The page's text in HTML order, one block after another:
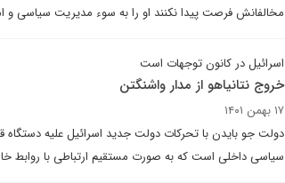
مخالفانش فرصت پیدا نکنند او را به سوء مدیریت سیاسی و
اسرائیل در کانون توجهات است
خروج نتانیاهو از مدار واشنگتن
۱۷ بهمن ۱۴۰۱
دولت جو بایدن با تحرکات دولت جدید اسرائیل علیه
سیاسی داخلی است که به صورت مستقیم ارتباطی با روابط